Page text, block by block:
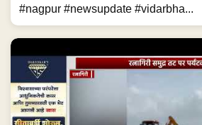
#nagpur #newsupdate #vidarbha...